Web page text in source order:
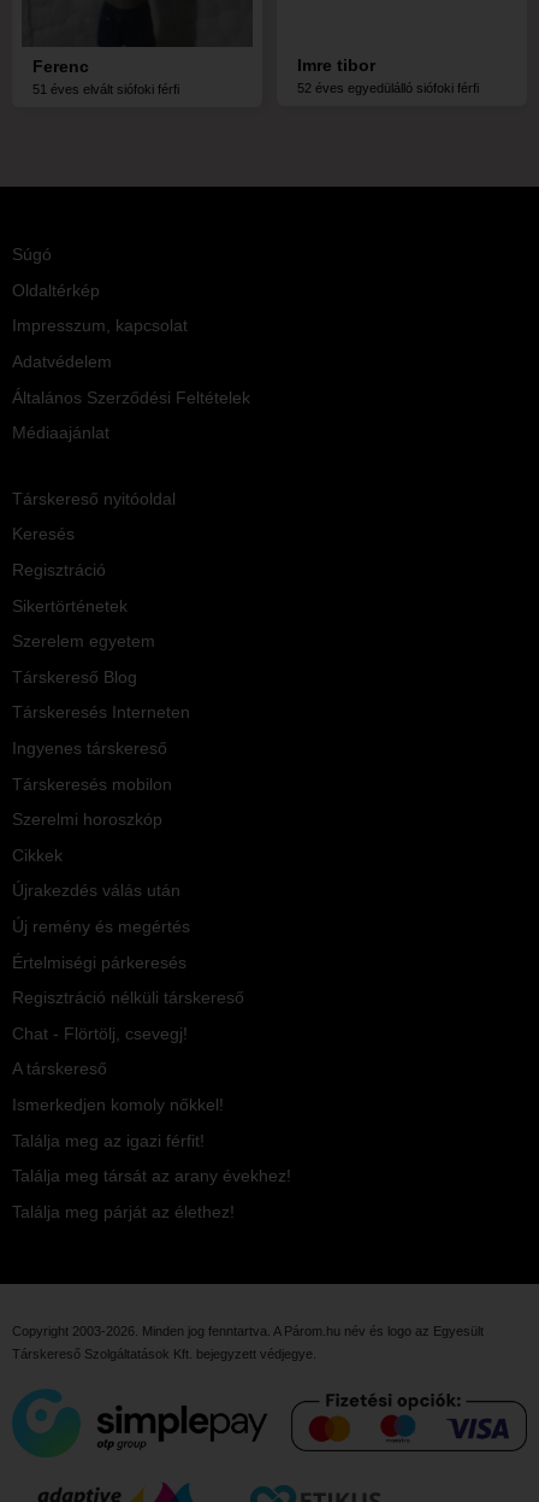
Ferenc
51 éves elvált siófoki férfi
Imre tibor
52 éves egyedülálló siófoki férfi
Súgó
Oldaltérkép
Impresszum, kapcsolat
Adatvédelem
Általános Szerződési Feltételek
Médiaajánlat
Társkereső nyitóoldal
Keresés
Regisztráció
Sikertörténetek
Szerelem egyetem
Társkereső Blog
Társkeresés Interneten
Ingyenes társkereső
Társkeresés mobilon
Szerelmi horoszkóp
Cikkek
Újrakezdés válás után
Új remény és megértés
Értelmiségi párkeresés
Regisztráció nélküli társkereső
Chat - Flörtölj, csevegj!
A társkereső
Ismerkedjen komoly nőkkel!
Találja meg az igazi férfit!
Találja meg társát az arany évekhez!
Találja meg párját az élethez!
Copyright 2003-2026. Minden jog fenntartva. A Párom.hu név és logo az Egyesült
Társkereső Szolgáltatások Kft. bejegyzett védjegye.